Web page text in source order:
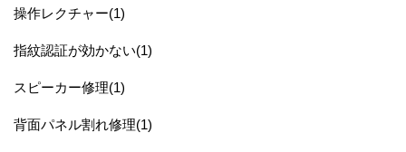
操作レクチャー(1)
指紋認証が効かない(1)
スピーカー修理(1)
背面パネル割れ修理(1)